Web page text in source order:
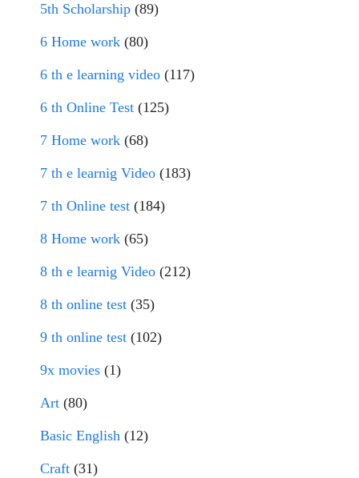
5th Scholarship (89)
6 Home work (80)
6 th e learning video (117)
6 th Online Test (125)
7 Home work (68)
7 th e learnig Video (183)
7 th Online test (184)
8 Home work (65)
8 th e learnig Video (212)
8 th online test (35)
9 th online test (102)
9x movies (1)
Art (80)
Basic English (12)
Craft (31)